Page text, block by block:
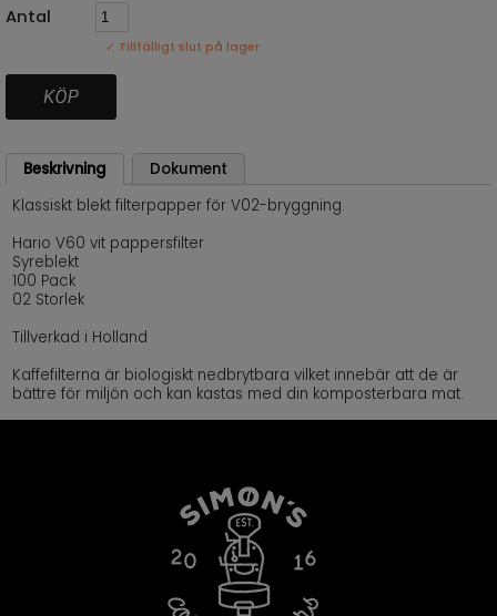
Antal
✓ Tillfälligt slut på lager
Beskrivning
Dokument
Klassiskt blekt filterpapper för V02-bryggning.
Hario V60 vit pappersfilter
Syreblekt
100 Pack
02 Storlek
Tillverkad i Holland
Kaffefilterna är biologiskt nedbrytbara vilket innebär att de är
bättre för miljön och kan kastas med din komposterbara mat.